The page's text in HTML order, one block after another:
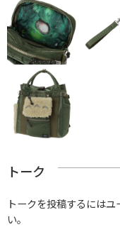
トーク
トークを投稿するには
い。